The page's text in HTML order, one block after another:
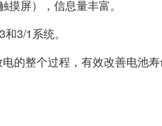
屏），信息量丰富。
3/1系统。
的整个过程，有效改善电池寿